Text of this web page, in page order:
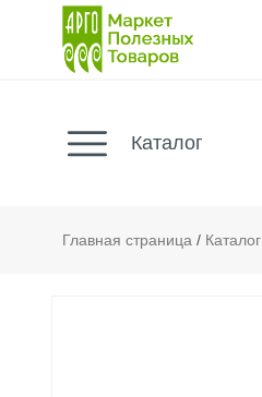
Каталог
Главная страница / Каталог